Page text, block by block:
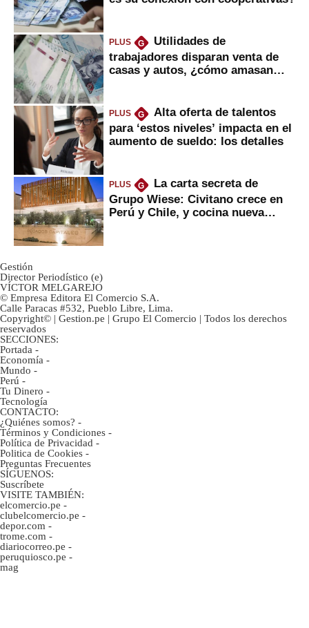
PLUS G
Utilidades de
trabajadores disparan venta de
casas y autos, ¿cómo amasan
PLUS G
Alta oferta de talentos
para ‘estos niveles’ impacta en el
aumento de sueldo: los detalles
PLUS G
La carta secreta de
Grupo Wiese: Civitano crece en
Perú y Chile, y cocina nueva
Gestión
Director Periodístico (e)
VÍCTOR MELGAREJO
© Empresa Editora El Comercio S.A.
Calle Paracas #532, Pueblo Libre, Lima.
Copyright© | Gestion.pe | Grupo El Comercio | Todos los derechos
reservados
SECCIONES:
Portada -
Economía -
Mundo -
Perú -
Tu Dinero -
Tecnología
CONTACTO:
¿Quiénes somos? -
Términos y Condiciones -
Política de Privacidad -
Politica de Cookies -
Preguntas Frecuentes
SÍGUENOS:
Suscríbete
VISITE TAMBIÉN:
elcomercio.pe -
clubelcomercio.pe -
depor.com -
trome.com -
diariocorreo.pe -
peruquiosco.pe -
mag